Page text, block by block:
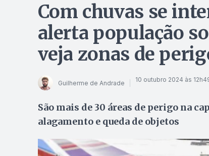
Com chuvas se
alerta população
veja zonas de
Guilherme de Andrade 10 outubro 2024 às
São mais de 30 áreas de perigo na
alagamento e queda de objetos